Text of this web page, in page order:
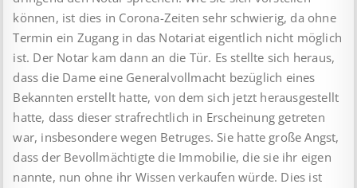
können, ist dies in Corona-Zeiten sehr schwierig, da ohne
Termin ein Zugang in das Notariat eigentlich nicht möglich
ist. Der Notar kam dann an die Tür. Es stellte sich heraus,
dass die Dame eine Generalvollmacht bezüglich eines
Bekannten erstellt hatte, von dem sich jetzt herausgestellt
hatte, dass dieser strafrechtlich in Erscheinung getreten
war, insbesondere wegen Betruges. Sie hatte große Angst,
dass der Bevollmächtigte die Immobilie, die sie ihr eigen
nannte, nun ohne ihr Wissen verkaufen würde. Dies ist